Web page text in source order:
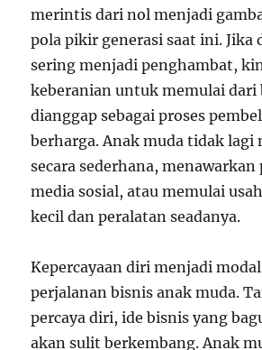
merintis dari nol menjadi
pola pikir generasi saat ini. Jika
sering menjadi penghambat,
keberanian untuk memulai dari
dianggap sebagai proses
berharga. Anak muda tidak lagi
secara sederhana,
media sosial, atau memulai
kecil dan peralatan seadanya.
Kepercayaan diri menjadi
perjalanan bisnis anak muda.
percaya diri, ide bisnis yang
akan sulit berkembang. Anak